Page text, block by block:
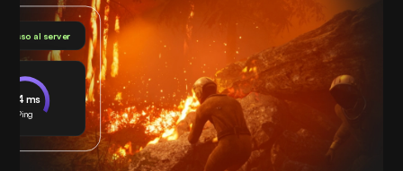
al server
24 ms
Ping